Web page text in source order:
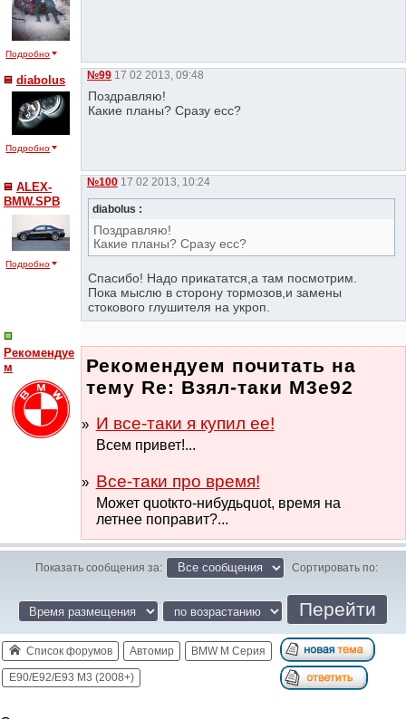
Подробно
diabolus
Подробно
№99 17 02 2013, 09:48
Поздравляю!
Какие планы? Сразу есс?
ALEX-
BMW.SPB
Подробно
№100 17 02 2013, 10:24
diabolus :
Поздравляю!
Какие планы? Сразу есс?
Спасибо! Надо прикататся,а там посмотрим.
Пока мыслю в сторону тормозов,и замены
стокового глушителя на укроп.
Рекомендуе
м
Рекомендуем почитать на
тему Re: Взял-таки М3е92
И все-таки я купил ее!
Всем привет!...
Все-таки про время!
Может quotкто-нибудьquot, время на
летнее поправит?...
Показать сообщения за: Сортировать по:
Список форумов Автомир BMW M Серия
E90/E92/E93 M3 (2008+)